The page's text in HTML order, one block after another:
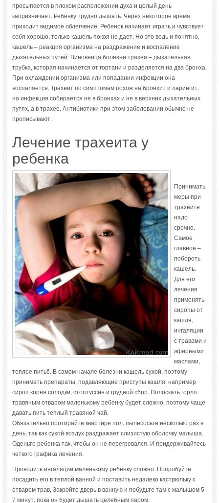
просыпается в плохом расположении духа и целый день
капризничает. Ребенку трудно дышать. Через некоторое время
приходит видимое облегчение. Ребенок начинает играть и чувствует
себя хорошо, только кашель покоя не дает. Но это ведь и понятно,
кашель – реакция организма на раздражение и воспаление
дыхательных путей. Виновница болезни трахея – дыхательная
трубка, которая начинается от гортани и разделяется на два бронха.
При охлаждении организма или попадании инфекции она
воспаляется. Трахеит по симптомам похож на бронхит и ларингит,
но инфекция собирается не в бронхах и не в верхних дыхательных
путях, а в трахее. Антибиотики при этом заболевании обычно не
прописывают.
Лечение трахеита у
ребенка
Принимать
меры при
трахеите
надо
срочно.
Самое
главное –
побороть
кашель.
Для его
лечения
применять
сиропы от
кашля,
ингаляции
с травами и
эфирными
маслами,
теплое питьё. В самом начале болезни кашель сухой, поэтому
принимать препараты, подавляющие приступы кашля, например
сироп корня солодки, стоптуссин и грудной сбор. Полоскать горло
травяным отваром маленькому ребенку будет сложно, поэтому чаще
давать пить теплый травяной чай.
Обязательно протирайте квартире пол, пылесосьте несколько раз в
день, так как сухой воздух раздражает слизистую оболочку малыша.
Оденьте ребенка так, чтобы он не перегревался. И придерживайтесь
четкого графика лечения.
Проводить ингаляции маленькому ребенку сложно. Попробуйте
посадить его в теплой ванной и поставить недалеко кастрюльку с
отваром трав, Закройте дверь в ванную и побудьте там с малышом 5-
7 минут, пока он будет дышать целебным паром.